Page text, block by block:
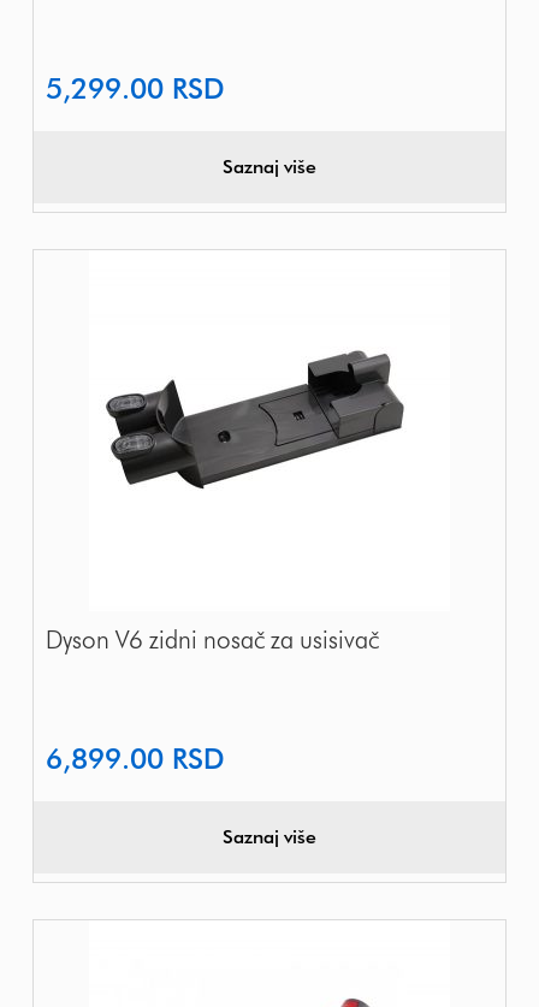
5,299.00 RSD
Saznaj više
Dyson V6 zidni nosač za usisivač
6,899.00 RSD
Saznaj više